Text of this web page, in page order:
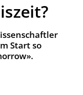
Start so